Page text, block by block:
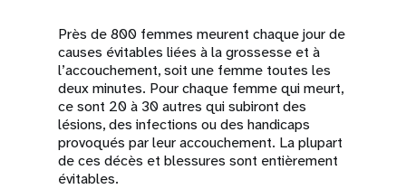
Près de 800 femmes meurent chaque jour de
causes évitables liées à la grossesse et à
l’accouchement, soit une femme toutes les
deux minutes. Pour chaque femme qui meurt,
ce sont 20 à 30 autres qui subiront des
lésions, des infections ou des handicaps
provoqués par leur accouchement. La plupart
de ces décès et blessures sont entièrement
évitables.